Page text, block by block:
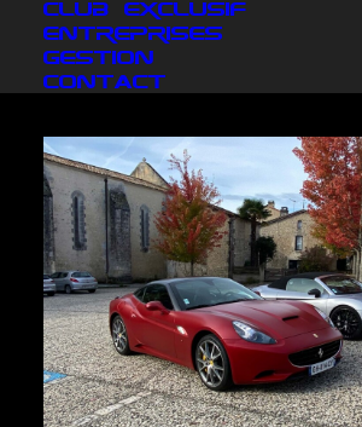
Club exclusif
Entreprises
Gestion
Contact